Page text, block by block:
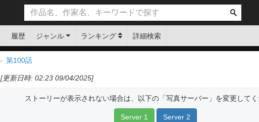
履歴 ジャンル ランキング 詳細検索
第100話
[更新日時: 02:23 09/04/2025]
ストーリーが表示されない場合は、以下の「写真サーバー」を変更してく
Server 1 Server 2